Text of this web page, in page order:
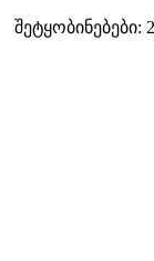
შეტყობინებები: